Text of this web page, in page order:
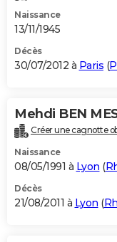
Naissance
13/11/1945
Décès
30/07/2012 à Paris (
Mehdi BEN
Créer une cagnotte
Naissance
08/05/1991 à Lyon (
Décès
21/08/2011 à Lyon (